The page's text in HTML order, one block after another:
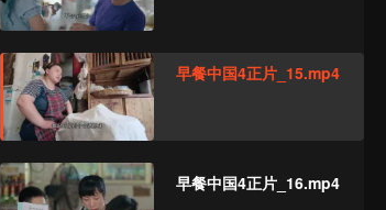
早餐中国4正片_15.mp4
早餐中国4正片_16.mp4